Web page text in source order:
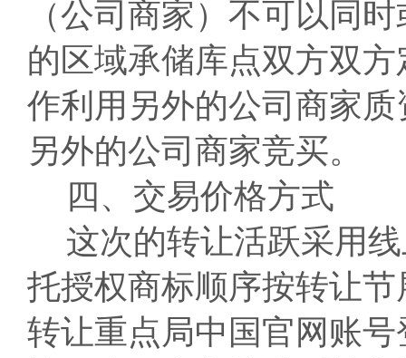
（公司商家）不可以同
的区域承储库点双方双
作利用另外的公司商家
另外的公司商家竞买。
四、交易价格方式
这次的转让活跃采用
托授权商标顺序按转让
转让重点局中国官网账